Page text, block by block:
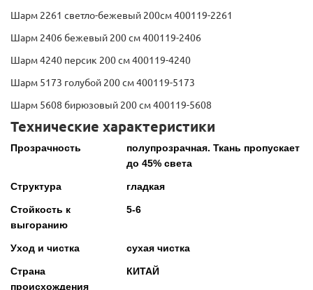
Шарм 2261 светло-бежевый 200см 400119-2261
Шарм 2406 бежевый 200 см 400119-2406
Шарм 4240 персик 200 см 400119-4240
Шарм 5173 голубой 200 см 400119-5173
Шарм 5608 бирюзовый 200 см 400119-5608
Технические характеристики
Прозрачность
полупрозрачная. Ткань пропускает
до 45% света
Структура гладкая
Стойкость к
выгоранию
5-6
Уход и чистка сухая чистка
Страна
происхождения
КИТАЙ